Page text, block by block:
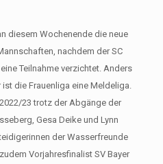
diesem Wochenende die neue
nachdem der SC
Teilnahme verzichtet. Anders
die Frauenliga eine Meldeliga.
23 trotz der Abgänge der
Gesa Deike und Lynn
der Wasserfreunde
Vorjahresfinalist SV Bayer